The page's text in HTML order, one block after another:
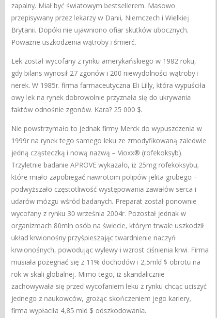
zapalny. Miał być światowym bestsellerem. Masowo
przepisywany przez lekarzy w Danii, Niemczech i Wielkiej
Brytanii. Dopóki nie ujawniono ofiar skutków ubocznych.
Poważne uszkodzenia wątroby i śmierć.
Lek został wycofany z rynku amerykańskiego w 1982 roku,
gdy bilans wynosił 27 zgonów i 200 niewydolności wątroby i
nerek. W 1985r. firma farmaceutyczna Eli Lilly, która wypuściła
owy lek na rynek dobrowolnie przyznała się do ukrywania
faktów odnośnie zgonów. Kara? 25 000 $.
Nie powstrzymało to jednak firmy Merck do wypuszczenia w
1999r na rynek tego samego leku ze zmodyfikowaną zaledwie
jedną cząsteczką i nową nazwą – Vioxx® (rofekoksyb).
Trzyletnie badanie APROVE wykazało, iż 25mg rofekoksybu,
które miało zapobiegać nawrotom polipów jelita grubego –
podwyższało częstotliwość występowania zawałów serca i
udarów mózgu wśród badanych. Preparat został ponownie
wycofany z rynku 30 września 2004r. Pozostał jednak w
organizmach 80mln osób na świecie, którym trwale uszkodził
układ krwionośny przyśpieszając twardnienie naczyń
krwionośnych, powodując wylewy i wzrost ciśnienia krwi. Firma
musiała pożegnać się z 11% dochodów i 2,5mld $ obrotu na
rok w skali globalnej. Mimo tego, iż skandalicznie
zachowywała się przed wycofaniem leku z rynku chcąc uciszyć
jednego z naukowców, grożąc skończeniem jego kariery,
firma wypłaciła 4,85 mld $ odszkodowania.